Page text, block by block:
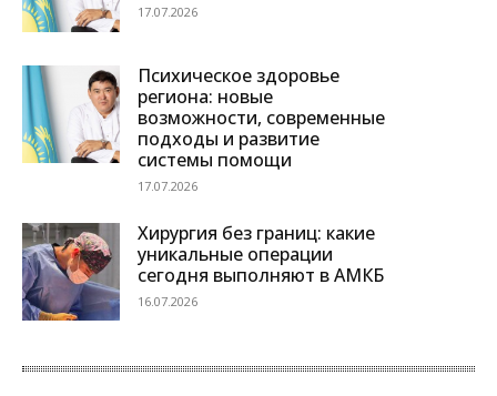
17.07.2026
Психическое здоровье
региона: новые
возможности, современные
подходы и развитие
системы помощи
17.07.2026
Хирургия без границ: какие
уникальные операции
сегодня выполняют в АМКБ
16.07.2026